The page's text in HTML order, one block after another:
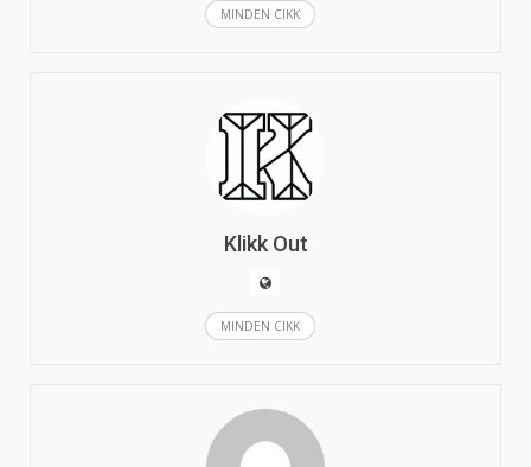
MINDEN CIKK
Klikk Out
MINDEN CIKK